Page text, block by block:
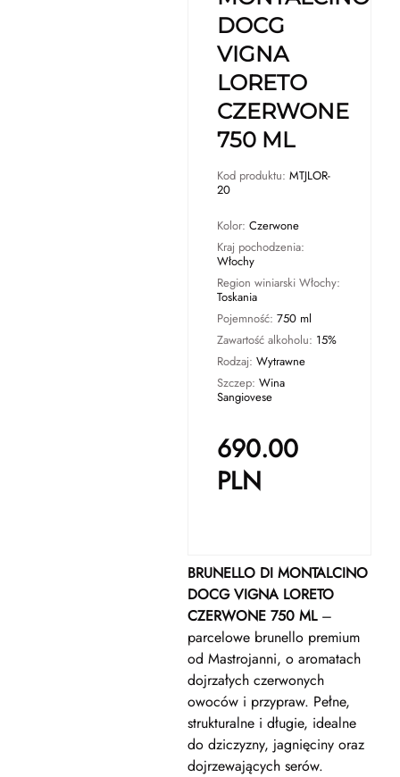
DOCG
VIGNA
LORETO
CZERWONE
750 ML
Kod produktu: MTJLOR-
20
Kolor: Czerwone
Kraj pochodzenia:
Włochy
Region winiarski Włochy:
Toskania
Pojemność: 750 ml
Zawartość alkoholu: 15%
Rodzaj: Wytrawne
Szczep: Wina
Sangiovese
690.00
PLN
BRUNELLO DI MONTALCINO
DOCG VIGNA LORETO
CZERWONE 750 ML–
parcelowe brunello premium
od Mastrojanni, o aromatach
dojrzałych czerwonych
owoców i przypraw. Pełne,
strukturalne i długie, idealne
do dziczyzny, jagnięciny oraz
dojrzewających serów.